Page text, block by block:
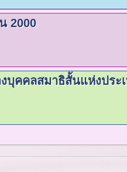
2000
บุคคลสมาธิสั้นแห่งประ